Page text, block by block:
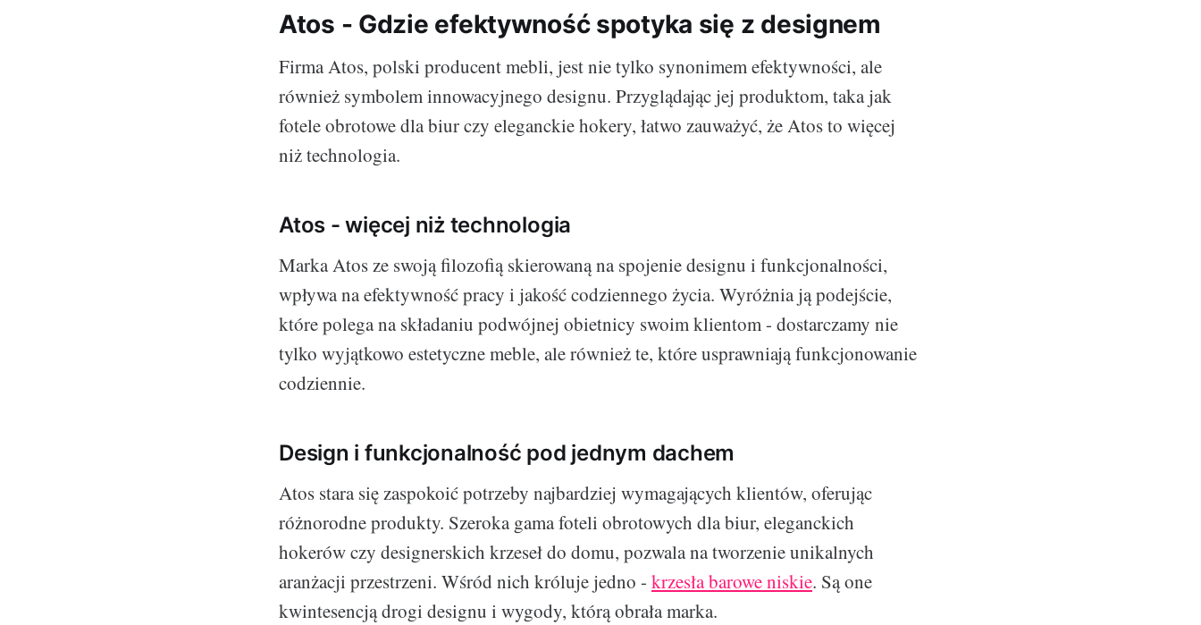
Atos - Gdzie efektywność spotyka się z designem
Firma Atos, polski producent mebli, jest nie tylko synonimem efektywności, ale
również symbolem innowacyjnego designu. Przyglądając jej produktom, taka jak
fotele obrotowe dla biur czy eleganckie hokery, łatwo zauważyć, że Atos to więcej
niż technologia.
Atos - więcej niż technologia
Marka Atos ze swoją filozofią skierowaną na spojenie designu i funkcjonalności,
wpływa na efektywność pracy i jakość codziennego życia. Wyróżnia ją podejście,
które polega na składaniu podwójnej obietnicy swoim klientom - dostarczamy nie
tylko wyjątkowo estetyczne meble, ale również te, które usprawniają funkcjonowanie
codziennie.
Design i funkcjonalność pod jednym dachem
Atos stara się zaspokoić potrzeby najbardziej wymagających klientów, oferując
różnorodne produkty. Szeroka gama foteli obrotowych dla biur, eleganckich
hokerów czy designerskich krzeseł do domu, pozwala na tworzenie unikalnych
aranżacji przestrzeni. Wśród nich króluje jedno - krzesła barowe niskie. Są one
kwintesencją drogi designu i wygody, którą obrała marka.